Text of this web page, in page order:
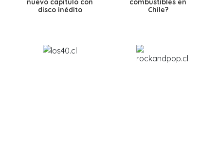
nuevo capítulo con
disco inédito
combustibles en
Chile?